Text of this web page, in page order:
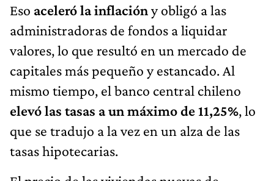
Eso aceleró la inflacióny obligó a las
administradoras de fondos a liquidar
valores, lo que resultó en un mercado de
capitales más pequeño y estancado. Al
mismo tiempo, el banco central chileno
elevó las tasas a un máximo de 11,25%, lo
que se tradujo a la vez en un alza de las
tasas hipotecarias.